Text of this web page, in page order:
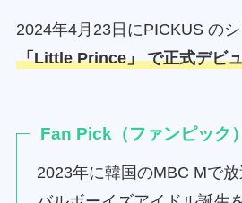
2024年4月23日にPICKUS の
「Little Prince」 で正式デビ
Fan Pick（ファンピック）
2023年に韓国のMBC Mで